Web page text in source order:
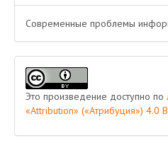
Современные проблемы
Это произведение доступно по
«Attribution» («Атрибуция») 4.0